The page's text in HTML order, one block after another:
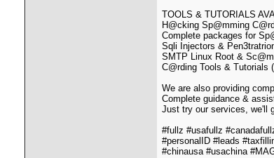
TOOLS & TUTORIALS
H@cking Sp@mming
Complete packages for
Sqli Injectors &
SMTP Linux Root &
C@rding Tools & Tutorials
We are also providing
Complete guidance &
Just try our services, we'll
#fullz #usafullz
#personalID #leads
#chinausa #usachina